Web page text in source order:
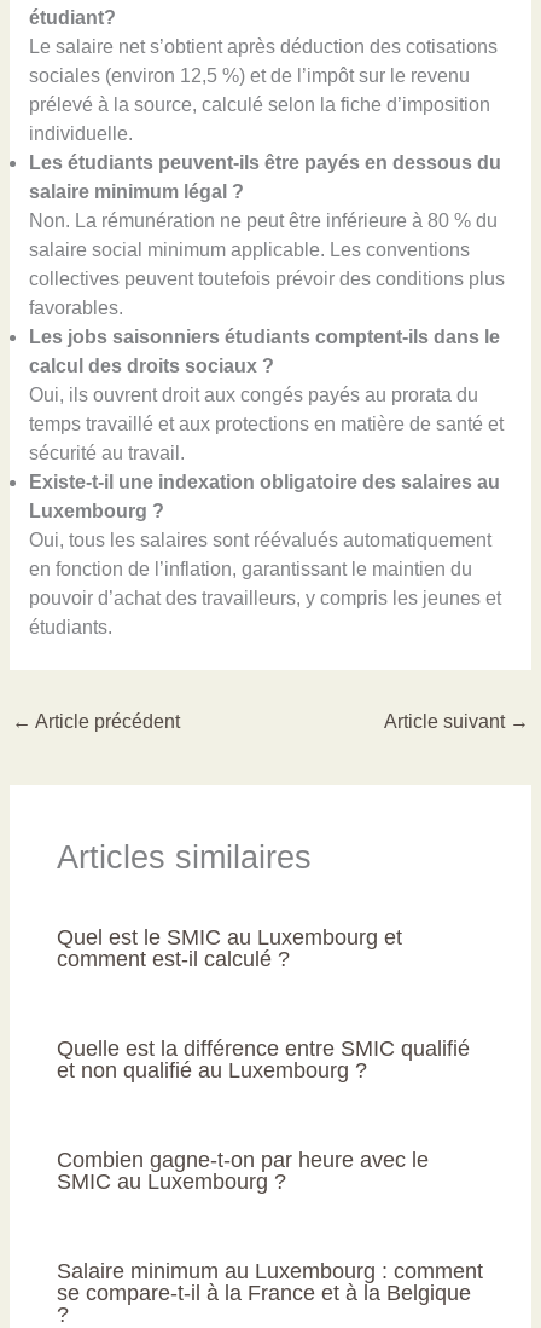
étudiant?
Le salaire net s’obtient après déduction des cotisations
sociales (environ 12,5 %) et de l’impôt sur le revenu
prélevé à la source, calculé selon la fiche d’imposition
individuelle.
Les étudiants peuvent-ils être payés en dessous du
salaire minimum légal ?
Non. La rémunération ne peut être inférieure à 80 % du
salaire social minimum applicable. Les conventions
collectives peuvent toutefois prévoir des conditions plus
favorables.
Les jobs saisonniers étudiants comptent-ils dans le
calcul des droits sociaux ?
Oui, ils ouvrent droit aux congés payés au prorata du
temps travaillé et aux protections en matière de santé et
sécurité au travail.
Existe-t-il une indexation obligatoire des salaires au
Luxembourg ?
Oui, tous les salaires sont réévalués automatiquement
en fonction de l’inflation, garantissant le maintien du
pouvoir d’achat des travailleurs, y compris les jeunes et
étudiants.
← Article précédent Article suivant →
Articles similaires
Quel est le SMIC au Luxembourg et
comment est-il calculé ?
Quelle est la différence entre SMIC qualifié
et non qualifié au Luxembourg ?
Combien gagne-t-on par heure avec le
SMIC au Luxembourg ?
Salaire minimum au Luxembourg : comment
se compare-t-il à la France et à la Belgique
?